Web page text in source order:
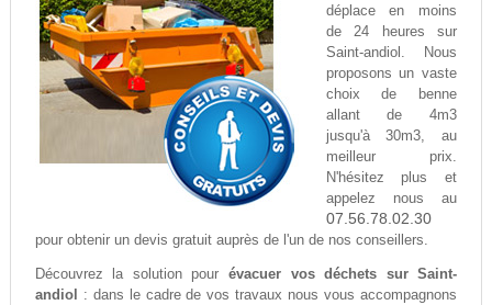
déplace en moins
de 24 heures sur
Saint-andiol. Nous
proposons un vaste
choix de benne
allant de 4m3
jusqu'à 30m3, au
meilleur prix.
N'hésitez plus et
appelez nous au
07.56.78.02.30
pour obtenir un devis gratuit auprès de l'un de nos conseillers.
Découvrez la solution pour évacuer vos déchets sur Saint-
andiol
: dans le cadre de vos travaux nous vous accompagnons